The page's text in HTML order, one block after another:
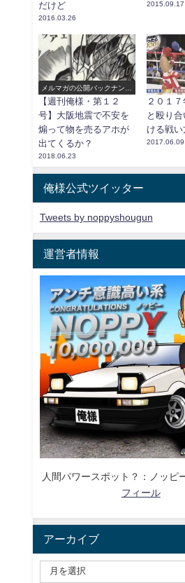
だけど
2016.03.26
2015.09.17
メルマガの公開バックナンバ
ー
【週刊俺様・第１２
号】大阪地震で不安を
煽って物を売るアホが
出てくるか？
2018.06.23
２０１
と殴り
ける戦い
2017.06.09
俺様公式ツイッター
Tweets by noppyshougun
運営者情報
人間パワースポット？：ノッピ
フィール
アーカイブ